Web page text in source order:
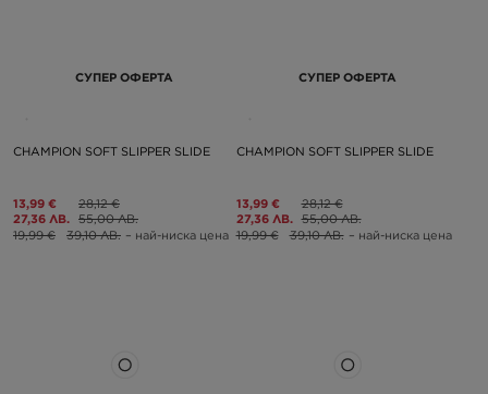
СУПЕР ОФЕРТА
CHAMPION SOFT SLIPPER SLIDE
13,99 €
27,36 ЛВ.
28,12 €
55,00 ЛВ.
19,99 €
39,10 ЛВ. – най-ниска цена
СУПЕР ОФЕРТА
CHAMPION SOFT SLIPPER SLIDE
13,99 €
27,36 ЛВ.
28,12 €
55,00 ЛВ.
19,99 €
39,10 ЛВ. – най-ниска цена